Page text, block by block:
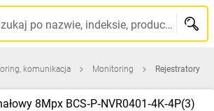
Szukaj po nazwie, indeksie, producencie, kodzie kreskowym...
komunikacja Monitoring Rejestratory
8Mpx BCS‑P‑NVR0401‑4K‑4P(3)